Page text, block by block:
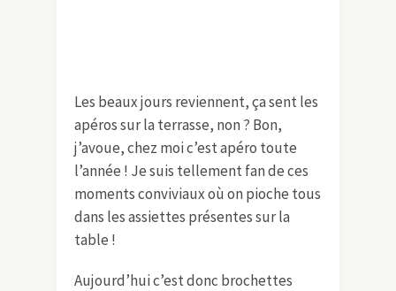
Les beaux jours reviennent, ça sent les
apéros sur la terrasse, non ? Bon,
j’avoue, chez moi c’est apéro toute
l’année ! Je suis tellement fan de ces
moments conviviaux où on pioche tous
dans les assiettes présentes sur la
table !
Aujourd’hui c’est donc brochettes